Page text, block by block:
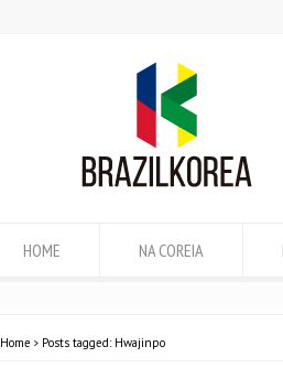
HOME NA COREIA
Home Posts tagged: Hwajinpo